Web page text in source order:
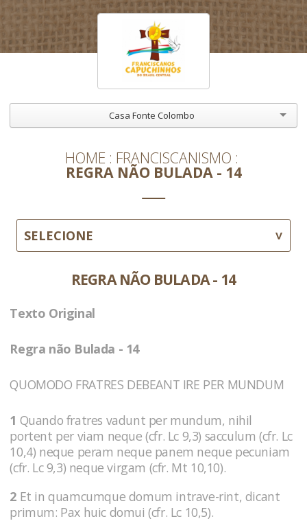
Casa Fonte Colombo
HOME FRANCISCANISMO
REGRA NÃO BULADA - 14
SELECIONE
REGRA NÃO BULADA - 14
Texto Original
Regra não Bulada - 14
QUOMODO FRATRES DEBEANT IRE PER MUNDUM
1 Quando fratres vadunt per mundum, nihil
portent per viam neque (cfr. Lc 9,3) sacculum (cfr. Lc
10,4) neque peram neque panem neque pecuniam
(cfr. Lc 9,3) neque virgam (cfr. Mt 10,10).
2 Et in quamcumque domum intrave-rint, dicant
primum: Pax huic domui (cfr. Lc 10,5).